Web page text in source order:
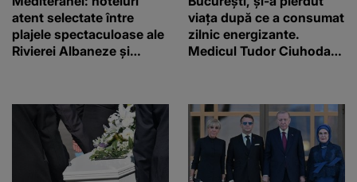
atent selectate între
plajele spectaculoase ale
Rivierei Albaneze și
viața după ce a consumat
zilnic energizante.
Medicul Tudor Ciuhodaru